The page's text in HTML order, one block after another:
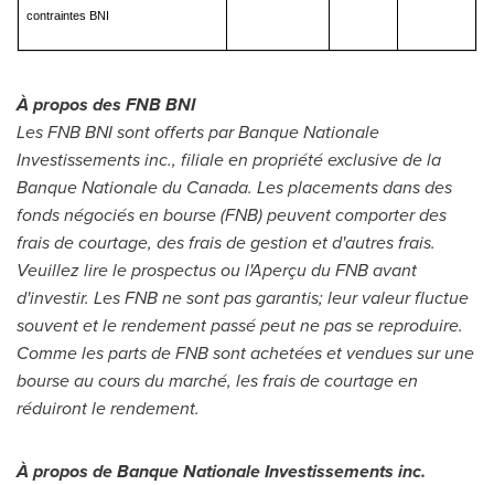
contraintes BNI
À propos des FNB BNI
Les FNB BNI sont offerts par Banque Nationale
Investissements inc., filiale en propriété exclusive de la
Banque Nationale du Canada. Les placements dans des
fonds négociés en bourse (FNB) peuvent comporter des
frais de courtage, des frais de gestion et d'autres frais.
Veuillez lire le prospectus ou l'Aperçu du FNB avant
d'investir. Les FNB ne sont pas garantis; leur valeur fluctue
souvent et le rendement passé peut ne pas se reproduire.
Comme les parts de FNB sont achetées et vendues sur une
bourse au cours du marché, les frais de courtage en
réduiront le rendement.
À propos de Banque Nationale Investissements inc.